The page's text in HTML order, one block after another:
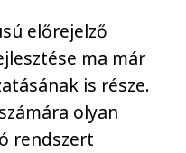
előrejelző
ma már
is része.
olyan
rendszert